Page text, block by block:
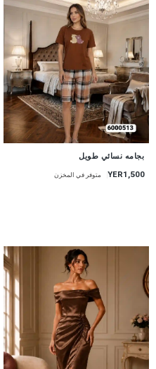
جديد
بجامه نسائي طويل
YER1,500 متوفر في المخزن